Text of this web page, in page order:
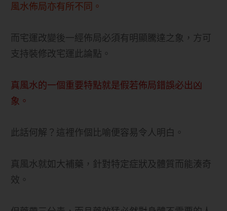
風水佈局亦有所不同。
而宅運改變後一經佈局必須有明顯騰達之象，方可
支持裝修改宅運此論點。
真風水的一個重要特點就是假若佈局錯誤必出凶
象。
此話何解？這裡作個比喻便容易令人明白。
真風水就如大補藥，針對特定症狀及體質而能湊奇
效。